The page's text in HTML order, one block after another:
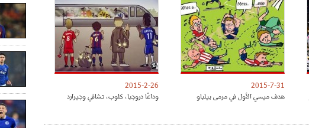
2015-7-31
هدف ميسي الأول في مرمى بيلباو
2015-2-26
وداعًا دروجبا، كلوب، تشافي وجيرارد